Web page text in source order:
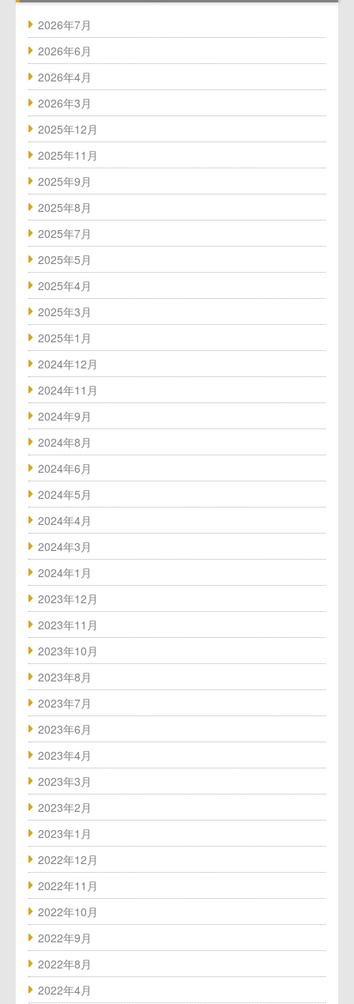
出店物件、共同出店パートナー募集
クライミングジム 中古ホールド・備
ボルダリングウォール施工のご案内
2026年7月
2026年6月
2026年4月
2026年3月
2025年12月
2025年11月
2025年9月
2025年8月
2025年7月
2025年5月
2025年4月
2025年3月
2025年1月
2024年12月
2024年11月
2024年9月
2024年8月
2024年6月
2024年5月
2024年4月
2024年3月
2024年1月
2023年12月
2023年11月
2023年10月
2023年8月
2023年7月
2023年6月
2023年4月
2023年3月
2023年2月
2023年1月
2022年12月
2022年11月
2022年10月
2022年9月
2022年8月
2022年4月